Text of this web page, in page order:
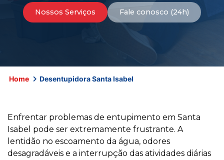
Nossos Serviços Fale conosco (24h)
Home Desentupidora Santa Isabel
Enfrentar problemas de entupimento em Santa
Isabel pode ser extremamente frustrante. A
lentidão no escoamento da água, odores
desagradáveis e a interrupção das atividades diárias